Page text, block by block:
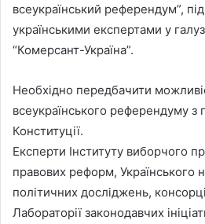
всеукраїнський референдум”,
українськими експертами у
“Комерсант-Україна”.
Необхідно передбачити
всеукраїнського референдуму з
Конституції.
Експерти Інституту виборчого
правових реформ, Українського
політичних досліджень,
Лабораторії законодавчих